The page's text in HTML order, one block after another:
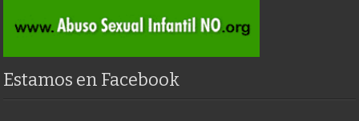
Estamos en Facebook